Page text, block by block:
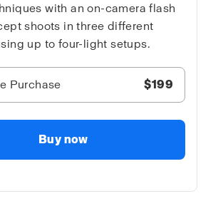
with an on-camera flash
shoots in three different
up to four-light setups.
Purchase $199
Buy now